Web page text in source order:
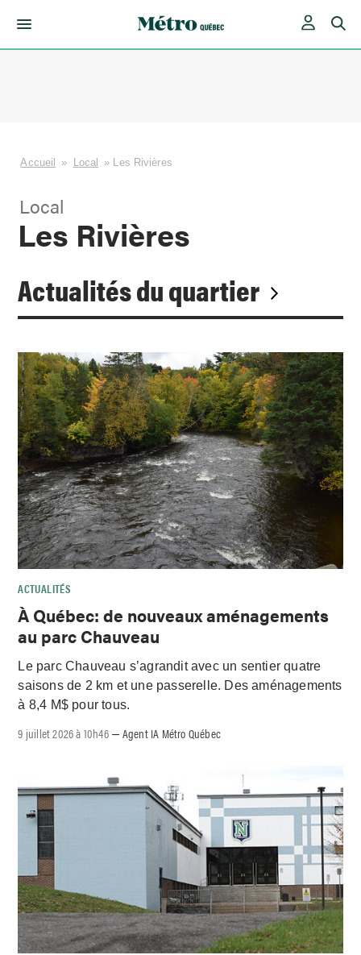
Accueil » Local » Les Rivières
Local
Les Rivières
Actualités du quartier
ACTUALITÉS
À Québec: de nouveaux aménagements
au parc Chauveau
Le parc Chauveau s’agrandit avec un sentier quatre
saisons de 2 km et une passerelle. Des aménagements
à 8,4 M$ pour tous.
9 juillet 2026 à 10h46– Agent IA Métro Québec